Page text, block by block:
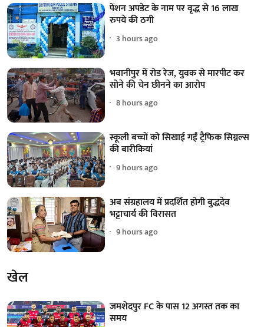
पेंशन अपडेट के नाम पर वृद्ध से 16 लाख
रुपये की ठगी
3 hours ago
भवानीपुर में रोड रेज, युवक से मारपीट कर
सोने की चेन छीनने का आरोप
8 hours ago
स्कूली बच्चों को सिखाई गईं ट्रैफिक सिग्नल्स
की बारीकियां
9 hours ago
अब संग्रहालय में प्रदर्शित होगी बुद्धदेव
भट्टाचार्य की विरासत
9 hours ago
खेल
जमशेदपुर FC के पास 12 अगस्त तक का
समय